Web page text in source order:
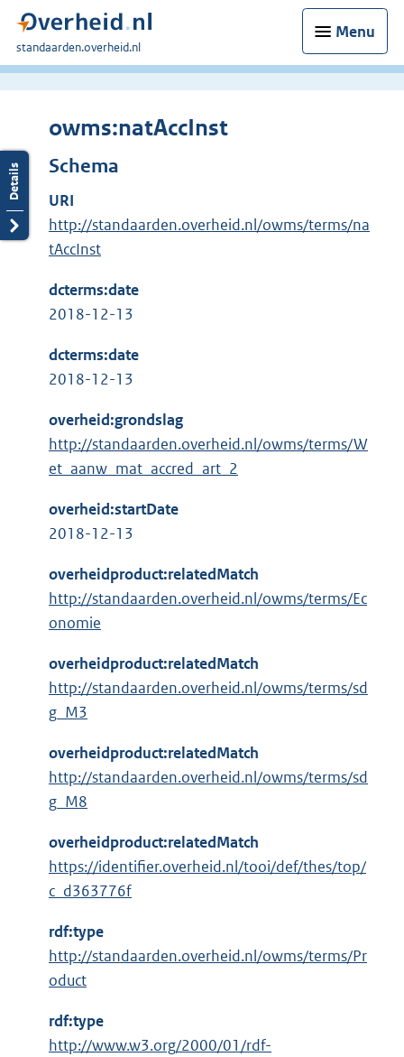
Menu
U
bent
standaarden.overheid.nl
owms:natAccInst
Schema
URI
http://standaarden.overheid.nl/owms/terms/na
tAccInst
dcterms:date
2018-12-13
dcterms:date
2018-12-13
overheid:grondslag
http://standaarden.overheid.nl/owms/terms/W
et_aanw_mat_accred_art_2
overheid:startDate
2018-12-13
overheidproduct:relatedMatch
http://standaarden.overheid.nl/owms/terms/Ec
onomie
overheidproduct:relatedMatch
http://standaarden.overheid.nl/owms/terms/sd
g_M3
overheidproduct:relatedMatch
http://standaarden.overheid.nl/owms/terms/sd
g_M8
overheidproduct:relatedMatch
https://identifier.overheid.nl/tooi/def/thes/top/
c_d363776f
rdf:type
http://standaarden.overheid.nl/owms/terms/Pr
oduct
rdf:type
E
http://www.w3.org/2000/01/rdf-